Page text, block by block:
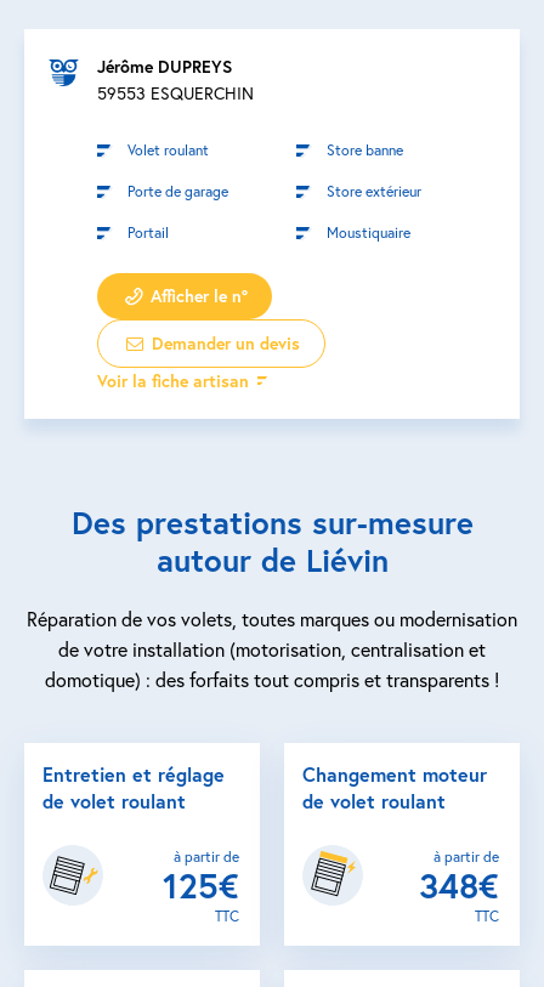
Jérôme DUPREYS
59553 ESQUERCHIN
Volet roulant Store banne
Porte de garage Store extérieur
Portail Moustiquaire
Afficher le n°
Demander un devis
Voir la fiche artisan
Des prestations sur-mesure
autour de Liévin
Réparation de vos volets, toutes marques ou modernisation
de votre installation (motorisation, centralisation et
domotique) : des forfaits tout compris et transparents !
Entretien et réglage
de volet roulant
à partir de
125€
TTC
Changement moteur
de volet roulant
à partir de
348€
TTC